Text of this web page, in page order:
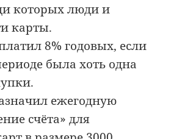
которых люди и
карты.
8% годовых, если
была хоть одна
ежегодную
счёта» для